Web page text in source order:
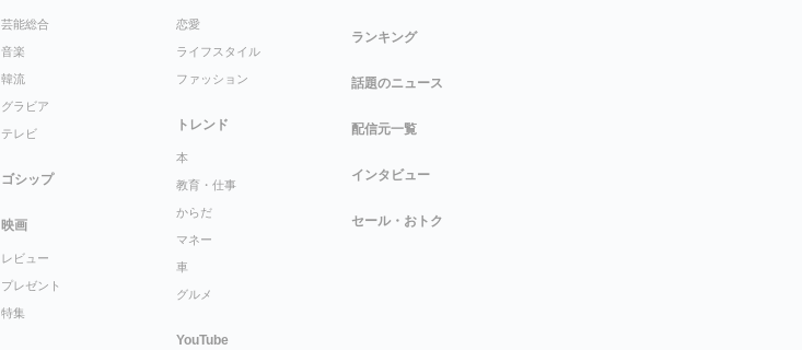
芸能総合
音楽
韓流
グラビア
テレビ
ゴシップ
映画
レビュー
プレゼント
特集
恋愛
ライフスタイル
ファッション
トレンド
本
教育・仕事
からだ
マネー
車
グルメ
YouTube
ランキング
話題のニュース
配信元一覧
インタビュー
セール・おトク